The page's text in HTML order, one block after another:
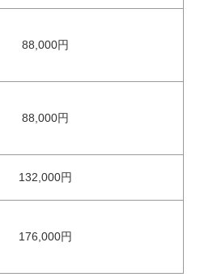
88,000円
88,000円
132,000円
176,000円